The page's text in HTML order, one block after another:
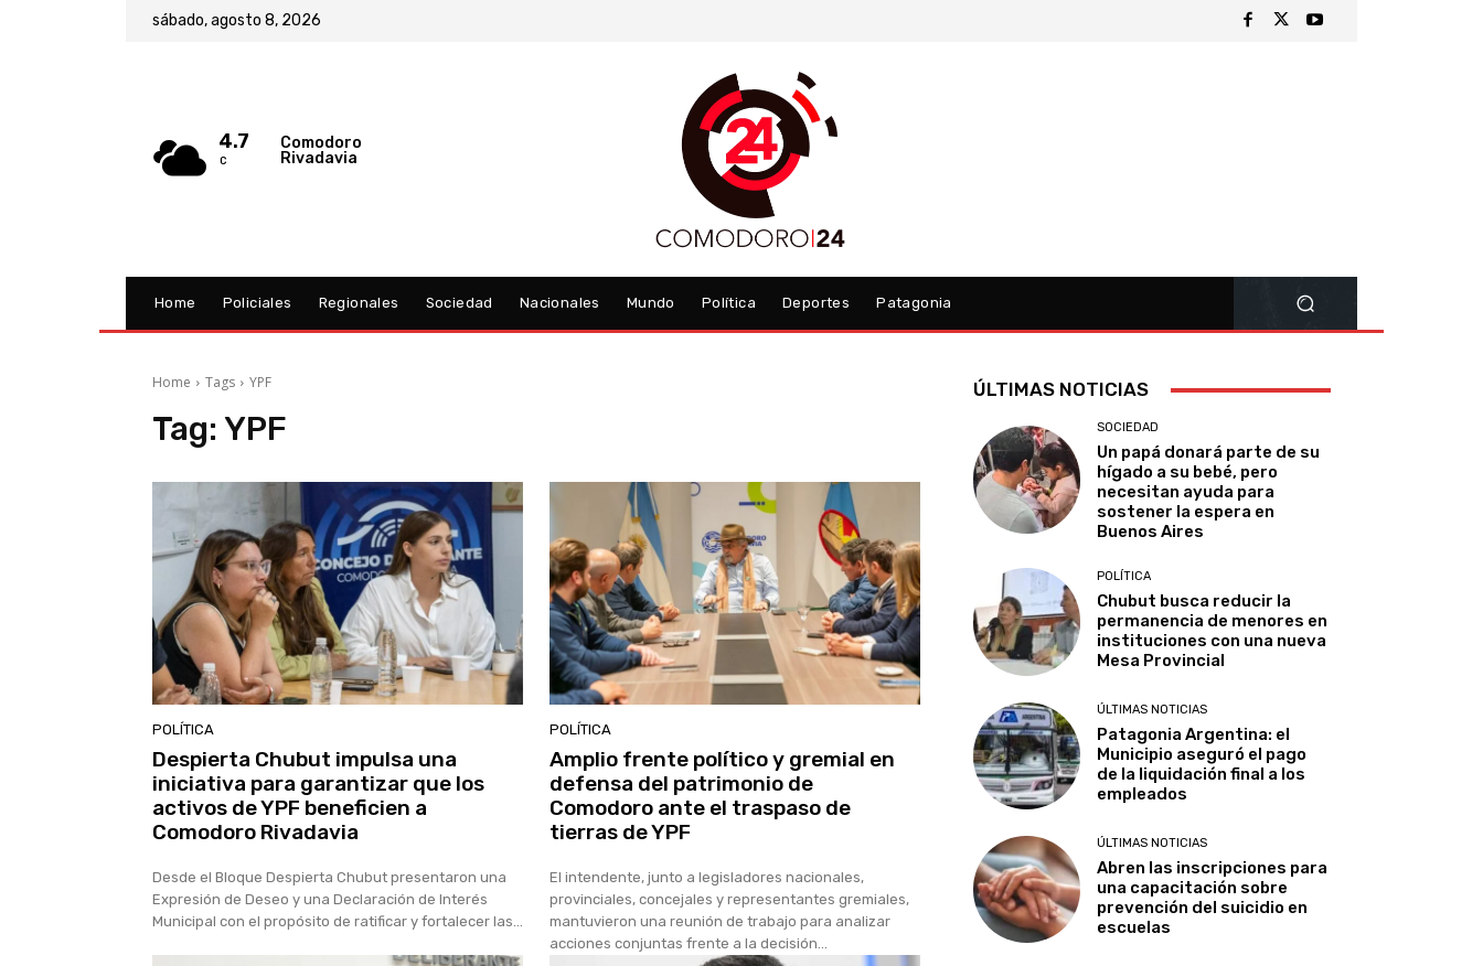
sábado, agosto 8, 2026
4.7
C
Comodoro
Rivadavia
Home Policiales Regionales Sociedad Nacionales Mundo Política Deportes Patagonia
Home Tags YPF
Tag: YPF
POLÍTICA
Despierta Chubut impulsa una
iniciativa para garantizar que los
activos de YPF beneficien a
Comodoro Rivadavia
Desde el Bloque Despierta Chubut presentaron una
Expresión de Deseo y una Declaración de Interés
Municipal con el propósito de ratificar y fortalecer las...
POLÍTICA
Amplio frente político y gremial en
defensa del patrimonio de
Comodoro ante el traspaso de
tierras de YPF
El intendente, junto a legisladores nacionales,
provinciales, concejales y representantes gremiales,
mantuvieron una reunión de trabajo para analizar
acciones conjuntas frente a la decisión...
ÚLTIMAS NOTICIAS
SOCIEDAD
Un papá donará parte de su
hígado a su bebé, pero
necesitan ayuda para
sostener la espera en
Buenos Aires
POLÍTICA
Chubut busca reducir la
permanencia de menores en
instituciones con una nueva
Mesa Provincial
ÚLTIMAS NOTICIAS
Patagonia Argentina: el
Municipio aseguró el pago
de la liquidación final a los
empleados
ÚLTIMAS NOTICIAS
Abren las inscripciones para
una capacitación sobre
prevención del suicidio en
escuelas